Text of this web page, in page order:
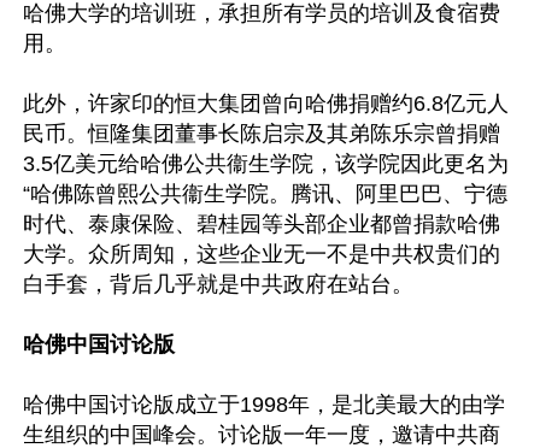
哈佛大学的培训班，承担所有学员的培训及食宿费
用。
此外，许家印的恒大集团曾向哈佛捐赠约6.8亿元人
民币。恒隆集团董事长陈启宗及其弟陈乐宗曾捐赠
3.5亿美元给哈佛公共衞生学院，该学院因此更名为
“哈佛陈曾熙公共衞生学院。腾讯、阿里巴巴、宁德
时代、泰康保险、碧桂园等头部企业都曾捐款哈佛
大学。众所周知，这些企业无一不是中共权贵们的
白手套，背后几乎就是中共政府在站台。
哈佛中国讨论版
哈佛中国讨论版成立于1998年，是北美最大的由学
生组织的中国峰会。讨论版一年一度，邀请中共商